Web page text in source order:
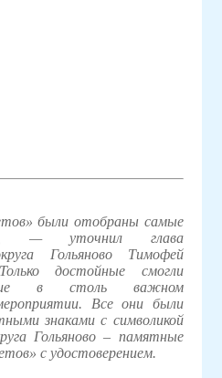
были отобраны самые
— уточнил глава
Гольяново Тимофей
достойные смогли
в столь важном
Все они были
знаками с символикой
Гольяново – памятные
с удостоверением.